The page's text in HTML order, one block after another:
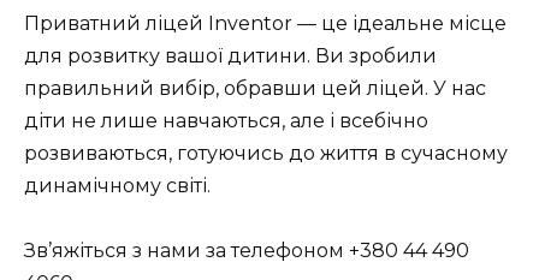
Приватний ліцей Inventor — це ідеальне місце
для розвитку вашої дитини. Ви зробили
правильний вибір, обравши цей ліцей. У нас
діти не лише навчаються, але і всебічно
розвиваються, готуючись до життя в сучасному
динамічному світі.
Зв’яжіться з нами за телефоном +380 44 490